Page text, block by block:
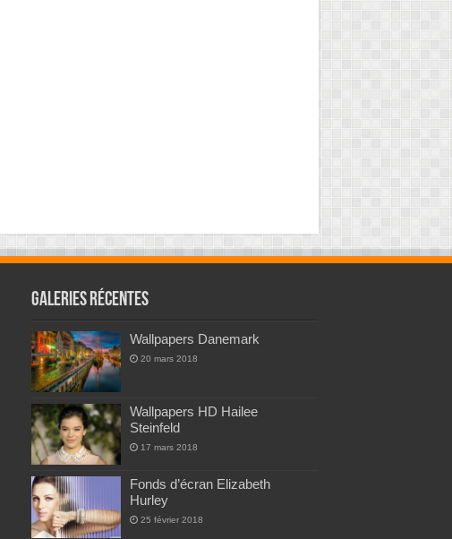
Galeries Récentes
Wallpapers Danemark
20 mars 2018
Wallpapers HD Hailee
Steinfeld
17 mars 2018
Fonds d’écran Elizabeth
Hurley
25 février 2018